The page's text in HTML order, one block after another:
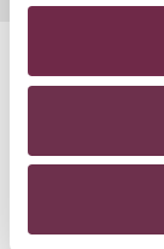
COSA
CONTRATTO?